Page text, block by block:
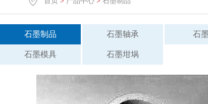
石墨制品 石墨轴承 石
石墨模具 石墨坩埚